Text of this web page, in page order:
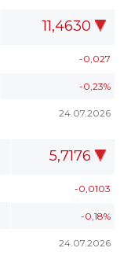
11,4630
-0,027
-0,23%
24.07.2026
5,7176
-0,0103
-0,18%
24.07.2026